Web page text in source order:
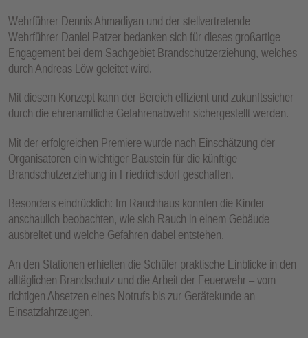
Wehrführer Dennis Ahmadiyan und der stellvertretende
Wehrführer Daniel Patzer bedanken sich für dieses großartige
Engagement bei dem Sachgebiet Brandschutzerziehung, welches
durch Andreas Löw geleitet wird.
Mit diesem Konzept kann der Bereich effizient und zukunftssicher
durch die ehrenamtliche Gefahrenabwehr sichergestellt werden.
Mit der erfolgreichen Premiere wurde nach Einschätzung der
Organisatoren ein wichtiger Baustein für die künftige
Brandschutzerziehung in Friedrichsdorf geschaffen.
Besonders eindrücklich: Im Rauchhaus konnten die Kinder
anschaulich beobachten, wie sich Rauch in einem Gebäude
ausbreitet und welche Gefahren dabei entstehen.
An den Stationen erhielten die Schüler praktische Einblicke in den
alltäglichen Brandschutz und die Arbeit der Feuerwehr – vom
richtigen Absetzen eines Notrufs bis zur Gerätekunde an
Einsatzfahrzeugen.